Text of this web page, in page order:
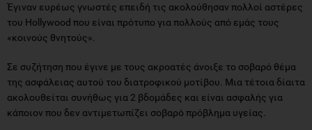
Έγιναν ευρέως γνωστές επειδή τις ακολούθησαν πολλοί αστέρες
του Hollywood που είναι πρότυπο για πολλούς από εμάς τους
«κοινούς θνητούς».
Σε συζήτηση που έγινε με τους ακροατές άνοιξε το σοβαρό θέμα
της ασφάλειας αυτού του διατροφικού μοτίβου. Μια τέτοια δίαιτα
ακολουθείται συνήθως για 2 βδομάδες και είναι ασφαλής για
κάποιον που δεν αντιμετωπίζει σοβαρό πρόβλημα υγείας.